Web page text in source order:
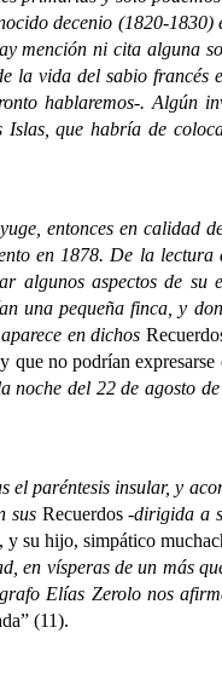
decenio (1820-1830)
mención ni cita alguna
la vida del sabio francés
hablaremos-. Algún
que habría de
entonces en calidad
en 1878. De la lectura
algunos aspectos de su
una pequeña finca, y
en dichos
que no podrían
noche del 22 de agosto
paréntesis insular, y
sus Recuerdos-dirigida a
su hijo, simpático
en vísperas de un más
Elías Zerolo nos
(11).